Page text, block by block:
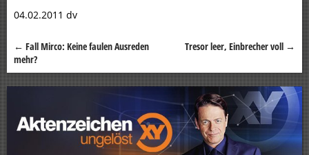
04.02.2011 dv
Beitragsnavigation
← Fall Mirco: Keine faulen Ausreden
mehr?
Tresor leer, Einbrecher voll →